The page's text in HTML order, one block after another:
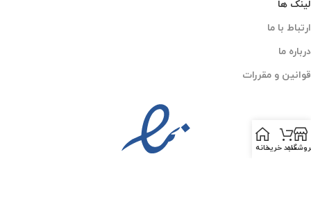
لینک ها
ارتباط با ما
درباره ما
قوانین و مقررات
سبد خریدخانه